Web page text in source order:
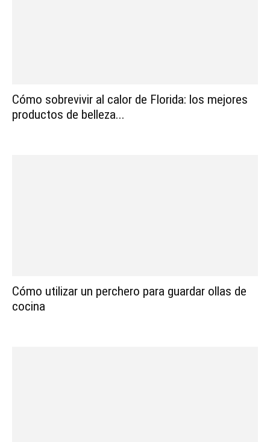
Cómo sobrevivir al calor de Florida: los mejores
productos de belleza...
Cómo utilizar un perchero para guardar ollas de
cocina